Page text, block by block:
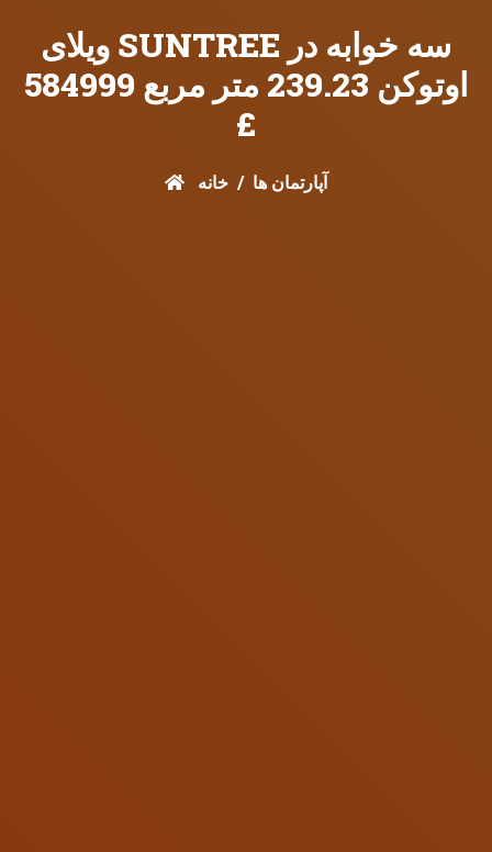
ویلای SUNTREE سه خوابه در
اوتوکن 239.23 متر مربع 584999
£
خانه آپارتمان ها